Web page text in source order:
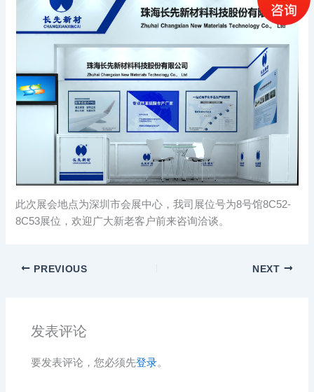
此次展会地点为深圳市会展中心，我司展位号为8号馆8C52-
8C53展位，欢迎广大新老客户前来咨询洽谈。
PREVIOUS NEXT
发表评论
要发表评论，您必须先登录。